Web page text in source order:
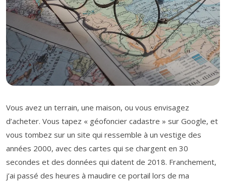
Vous avez un terrain, une maison, ou vous envisagez
d’acheter. Vous tapez « géofoncier cadastre » sur Google, et
vous tombez sur un site qui ressemble à un vestige des
années 2000, avec des cartes qui se chargent en 30
secondes et des données qui datent de 2018. Franchement,
j’ai passé des heures à maudire ce portail lors de ma